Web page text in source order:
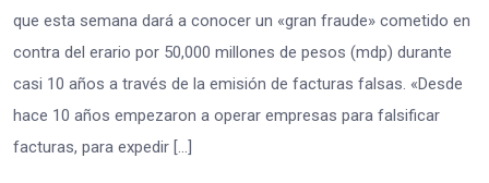
que esta semana dará a conocer un «gran fraude» cometido en
contra del erario por 50,000 millones de pesos (mdp) durante
casi 10 años a través de la emisión de facturas falsas. «Desde
hace 10 años empezaron a operar empresas para falsificar
facturas, para expedir […]